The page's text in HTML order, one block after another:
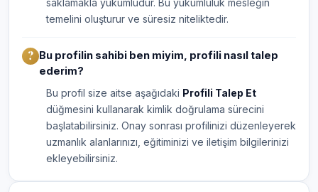
saklamakla yükümlüdür. Bu yükümlülük mesleğin
temelini oluşturur ve süresiz niteliktedir.
Bu profilin sahibi ben miyim, profili nasıl talep
ederim?
Bu profil size aitse aşağıdaki Profili Talep Et
düğmesini kullanarak kimlik doğrulama sürecini
başlatabilirsiniz. Onay sonrası profilinizi düzenleyerek
uzmanlık alanlarınızı, eğitiminizi ve iletişim bilgilerinizi
ekleyebilirsiniz.